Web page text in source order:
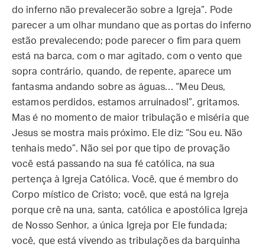
do inferno não prevalecerão sobre a Igreja”. Pode
parecer a um olhar mundano que as portas do inferno
estão prevalecendo; pode parecer o fim para quem
está na barca, com o mar agitado, com o vento que
sopra contrário, quando, de repente, aparece um
fantasma andando sobre as águas… “Meu Deus,
estamos perdidos, estamos arruinados!”, gritamos.
Mas é no momento de maior tribulação e miséria que
Jesus se mostra mais próximo. Ele diz: “Sou eu. Não
tenhais medo”. Não sei por que tipo de provação
você está passando na sua fé católica, na sua
pertença à Igreja Católica. Você, que é membro do
Corpo místico de Cristo; você, que está na Igreja
porque crê na una, santa, católica e apostólica Igreja
de Nosso Senhor, a única Igreja por Ele fundada;
você, que está vivendo as tribulações da barquinha